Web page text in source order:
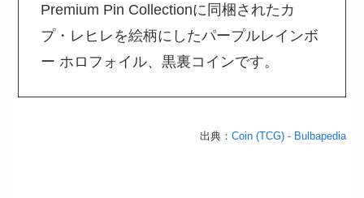
Premium Pin Collectionに同梱されたカ
プ・レヒレを絵柄にしたパープルレインボ
ー ホロフォイル、黒裏コインです。
出典： Coin (TCG) - Bulbapedia